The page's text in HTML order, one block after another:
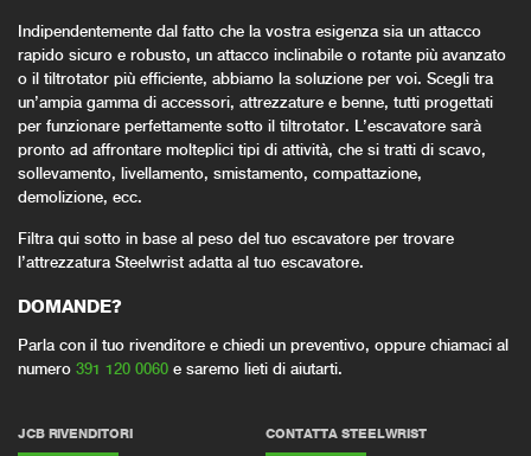
Indipendentemente dal fatto che la vostra esigenza sia un attacco
rapido sicuro e robusto, un attacco inclinabile o rotante più avanzato
o il tiltrotator più efficiente, abbiamo la soluzione per voi. Scegli tra
un’ampia gamma di accessori, attrezzature e benne, tutti progettati
per funzionare perfettamente sotto il tiltrotator. L’escavatore sarà
pronto ad affrontare molteplici tipi di attività, che si tratti di scavo,
sollevamento, livellamento, smistamento, compattazione,
demolizione, ecc.
Filtra qui sotto in base al peso del tuo escavatore per trovare
l’attrezzatura Steelwrist adatta al tuo escavatore.
DOMANDE?
Parla con il tuo rivenditore e chiedi un preventivo, oppure chiamaci al
numero 391 120 0060 e saremo lieti di aiutarti.
JCB RIVENDITORI CONTATTA STEELWRIST